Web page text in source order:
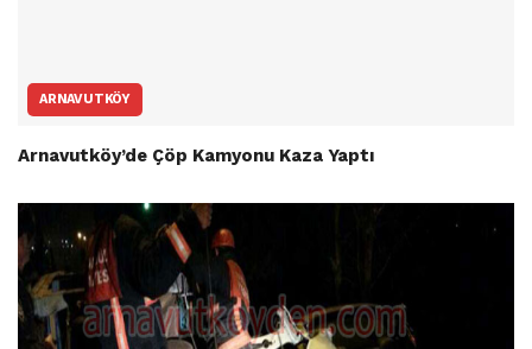
ARNAVUTKÖY
Arnavutköy’de Çöp Kamyonu Kaza Yaptı